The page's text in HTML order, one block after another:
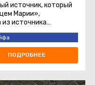
источник, который
Марии»,
источника
считается священной у христиан.Храм ...
ПОДРОБНЕЕ